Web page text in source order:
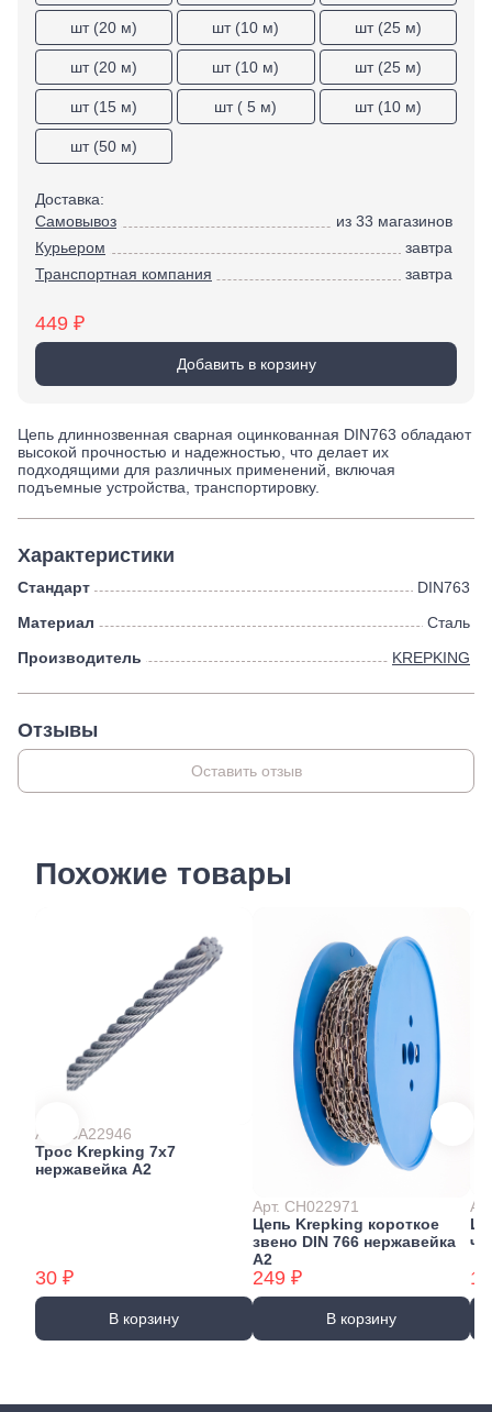
Экстракторы
Заклепочники
Ключи (упаковки)
Лестницы, стремянки
Стремянки
Хранение инструмента
Ящики, Кейсы, Органайзеры
Сумки для инструмента
Средства индивидуальной защиты
Защита глаз, Головы
Плащи и дождевики
Бытовая химия
Освежители воздуха и ароматизаторы
Средства для мытья посуды
Средства для прочистки труб
Средства для стирки и ухода за бельем
Средства чистящие и моющие для дома
шт (20 м) шт (10 м) шт (25 м)
шт (20 м) шт (10 м) шт (25 м)
шт (15 м) шт ( 5 м) шт (10 м)
шт (50 м)
Доставка:
Самовывоз
из 33 магазинов
Курьером
завтра
Транспортная компания
завтра
449 ₽
Добавить в корзину
Цепь длиннозвенная сварная оцинкованная DIN763 обладают
высокой прочностью и надежностью, что делает их
подходящими для различных применений, включая
подъемные устройства, транспортировку.
Характеристики
Стандарт
DIN763
Материал
Сталь
Производитель
KREPKING
Отзывы
Оставить отзыв
Похожие товары
Арт. CA22946
Трос Krepking 7х7
нержавейка А2
30 ₽
В корзину
Арт. CH022971
Цепь Krepking короткое
звено DIN 766 нержавейка
А2
249 ₽
В корзину